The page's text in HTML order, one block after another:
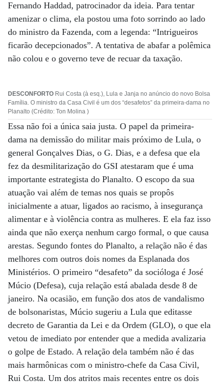
Fernando Haddad, patrocinador da ideia. Para tentar
amenizar o clima, ela postou uma foto sorrindo ao lado
do ministro da Fazenda, com a legenda: “Intrigueiros
ficarão decepcionados”. A tentativa de abafar a polêmica
não colou e o governo teve de recuar da taxação.
DESCONFORTO Rui Costa (à esq.), Lula e Janja no anúncio do novo Bolsa
Família. O ministro da Casa Civil é um dos “desafetos” da primeira-dama no
Planalto (Crédito: Ton Molina )
Essa não foi a única saia justa. O papel da primeira-
dama na demissão do militar mais próximo de Lula, o
general Gonçalves Dias, o G. Dias, e a defesa que ela
fez da desmilitarização do GSI atestaram que é uma
importante estrategista do Planalto. O escopo da sua
atuação vai além de temas nos quais se propôs
inicialmente a atuar, ligados ao racismo, à insegurança
alimentar e à violência contra as mulheres. E ela faz isso
ainda que não exerça nenhum cargo formal, o que causa
arestas. Segundo fontes do Planalto, a relação não é das
melhores com outros dois nomes da Esplanada dos
Ministérios. O primeiro “desafeto” da socióloga é José
Múcio (Defesa), cuja relação está abalada desde 8 de
janeiro. Na ocasião, em função dos atos de vandalismo
de bolsonaristas, Múcio sugeriu a Lula que editasse
decreto de Garantia da Lei e da Ordem (GLO), o que ela
vetou de imediato por entender que a medida avalizaria
o golpe de Estado. A relação dela também não é das
mais harmônicas com o ministro-chefe da Casa Civil,
Rui Costa. Um dos atritos mais recentes entre os dois